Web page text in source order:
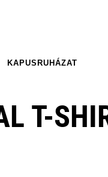
KAPUSRUHÁZAT
T-